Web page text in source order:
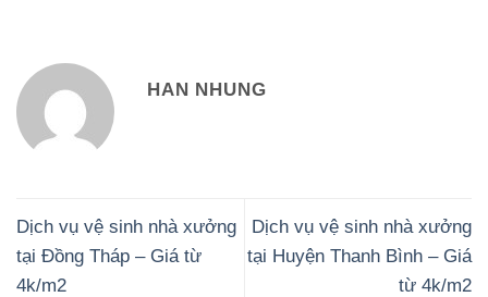
HAN NHUNG
Dịch vụ vệ sinh nhà xưởng
tại Đồng Tháp – Giá từ
4k/m2
Dịch vụ vệ sinh nhà xưởng
tại Huyện Thanh Bình – Giá
từ 4k/m2